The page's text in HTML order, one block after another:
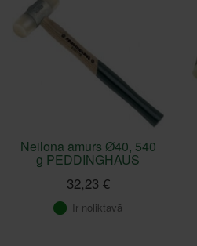
Neilona āmurs Ø40, 540
g PEDDINGHAUS
32,23 €
Ir noliktavā